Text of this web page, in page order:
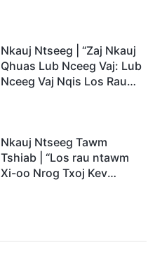
Nkauj Ntseeg | “Zaj Nkauj
Qhuas Lub Nceeg Vaj: Lub
Nceeg Vaj Nqis Los Rau
Nkauj Ntseeg Tawm
Tshiab | “Los rau ntawm
Xi-oo Nrog Txoj Kev